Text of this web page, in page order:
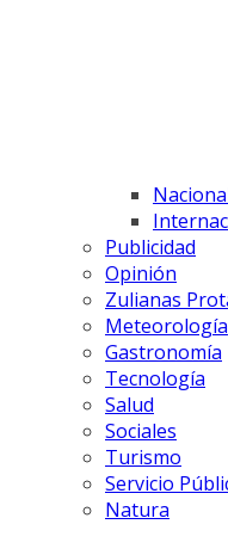
Publicidad
Opinión
Zulianas
Meteorología
Gastronomía
Tecnología
Salud
Sociales
Turismo
Servicio
Natura